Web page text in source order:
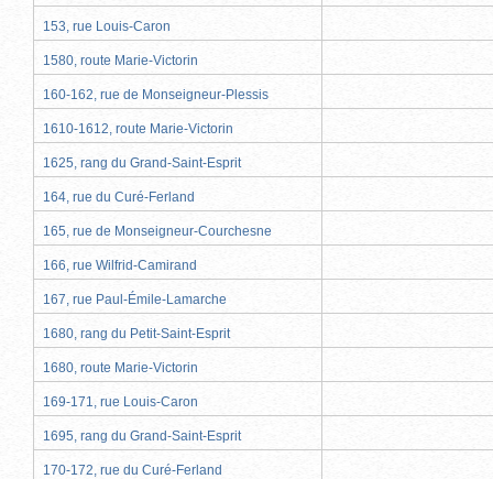
153, rue Louis-Caron
1580, route Marie-Victorin
160-162, rue de Monseigneur-Plessis
1610-1612, route Marie-Victorin
1625, rang du Grand-Saint-Esprit
164, rue du Curé-Ferland
165, rue de Monseigneur-Courchesne
166, rue Wilfrid-Camirand
167, rue Paul-Émile-Lamarche
1680, rang du Petit-Saint-Esprit
1680, route Marie-Victorin
169-171, rue Louis-Caron
1695, rang du Grand-Saint-Esprit
170-172, rue du Curé-Ferland